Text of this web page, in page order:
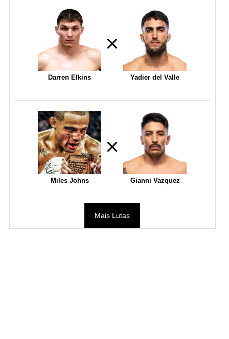
Darren Elkins Yadier del Valle
Miles Johns Gianni Vazquez
Mais Lutas